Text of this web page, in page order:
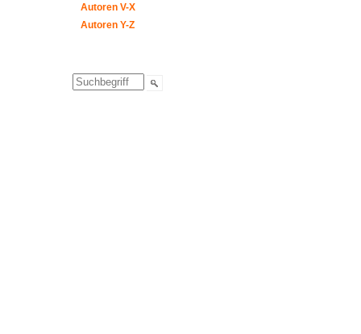
Autoren V-X
Autoren Y-Z